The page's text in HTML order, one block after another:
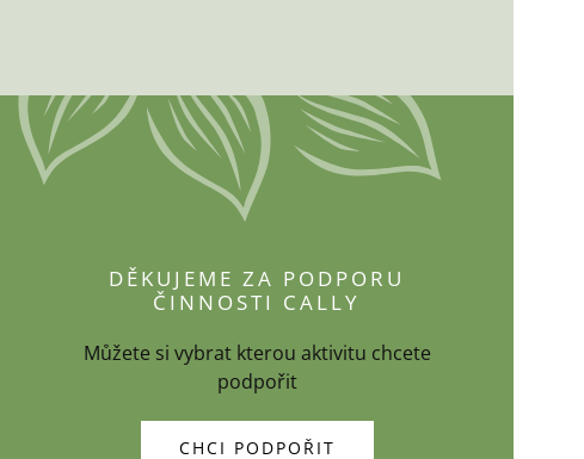
DĚKUJEME ZA PODPORU
ČINNOSTI CALLY
Můžete si vybrat kterou aktivitu chcete
podpořit
CHCI PODPOŘIT